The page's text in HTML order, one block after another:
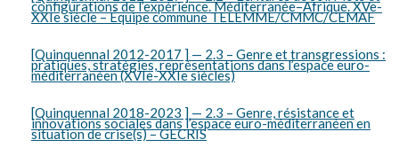
configurations de l’expérience. Méditerranée–Afrique. XVe-
XXIe siècle – Équipe commune TELEMME/CMMC/CEMAF
[Quinquennal 2012-2017 ] — 2.3 – Genre et transgressions :
pratiques, stratégies, représentations dans l’espace euro-
méditerranéen (XVIe-XXIe siècles)
[Quinquennal 2018-2023 ] — 2.3 – Genre, résistance et
innovations sociales dans l’espace euro-méditerranéen en
situation de crise(s) – GECRIS